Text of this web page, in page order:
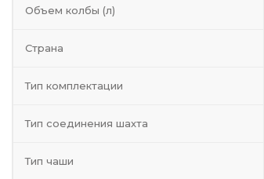
Объем колбы (л)
Страна
Тип комплектации
Тип соединения шахта
Тип чаши